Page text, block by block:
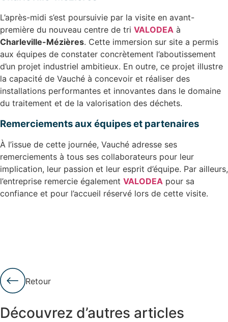
L’après-midi s’est poursuivie par la visite en avant-
première du nouveau centre de tri VALODEA à
Charleville-Mézières. Cette immersion sur site a permis
aux équipes de constater concrètement l’aboutissement
d’un projet industriel ambitieux. En outre, ce projet illustre
la capacité de Vauché à concevoir et réaliser des
installations performantes et innovantes dans le domaine
du traitement et de la valorisation des déchets.
Remerciements aux équipes et partenaires
À l’issue de cette journée, Vauché adresse ses
remerciements à tous ses collaborateurs pour leur
implication, leur passion et leur esprit d’équipe. Par ailleurs,
l’entreprise remercie également VALODEA pour sa
confiance et pour l’accueil réservé lors de cette visite.
Retour
Découvrez d’autres articles